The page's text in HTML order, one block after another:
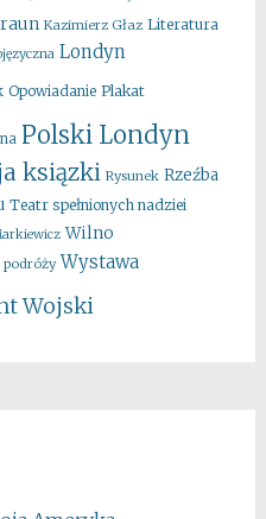
Kazimierz Głaz Literatura
Londyn
Opowiadanie Plakat
Polski Londyn
ksiązki Rysunek Rzeźba
Teatr spełnionych nadziei
Wilno
podróży Wystawa
Wojski